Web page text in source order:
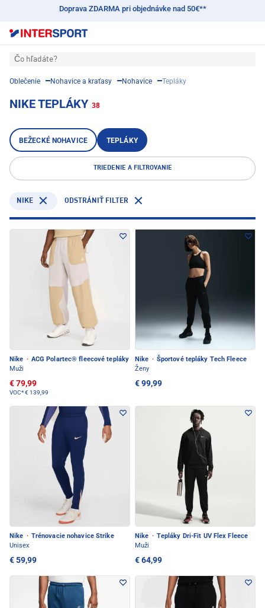
Doprava ZDARMA pri objednávke nad 50€**
Čo hľadáte?
Oblečenie Nohavice a kraťasy Nohavice Tepláky
NIKE TEPLÁKY 38
BEŽECKÉ NOHAVICE TEPLÁKY
TRIEDENIE A FILTROVANIE
NIKE ODSTRÁNIŤ FILTER
Nike · ACG Polartec® fleecové tepláky
Muži
€ 79,99
VOC*€ 139,99
Nike · Športové tepláky Tech Fleece
Ženy
€ 99,99
Nike · Trénovacie nohavice Strike
Unisex
€ 59,99
Nike · Tepláky Dri-Fit UV Flex Fleece
Muži
€ 64,99